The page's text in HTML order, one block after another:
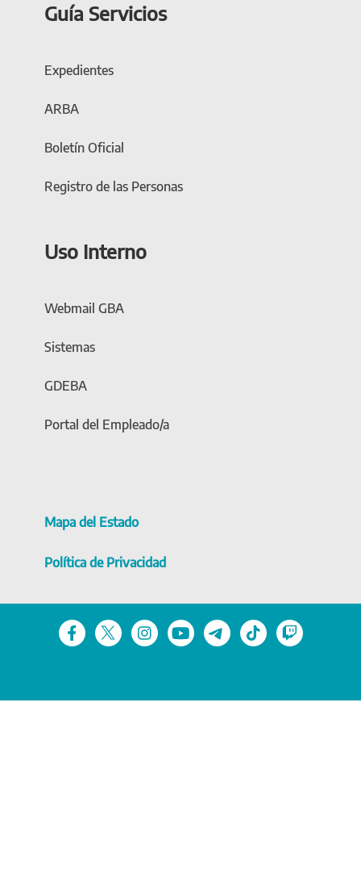
Guía Servicios
Expedientes
ARBA
Boletín Oficial
Registro de las Personas
Uso Interno
Webmail GBA
Sistemas
GDEBA
Portal del Empleado/a
Mapa del Estado
Política de Privacidad